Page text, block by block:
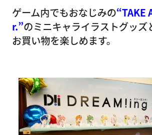
ゲーム内でもおなじみの“TAKE
r.”のミニキャライラストグッズ
お買い物を楽しめます。